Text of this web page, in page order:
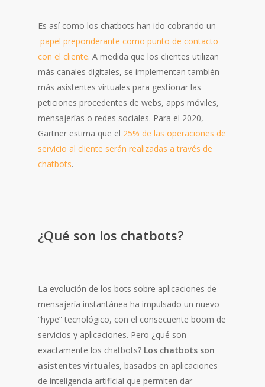
Es así como los chatbots han ido cobrando un
papel preponderante como punto de contacto
con el cliente. A medida que los clientes utilizan
más canales digitales, se implementan también
más asistentes virtuales para gestionar las
peticiones procedentes de webs, apps móviles,
mensajerías o redes sociales. Para el 2020,
Gartner estima que el 25% de las operaciones de
servicio al cliente serán realizadas a través de
chatbots.
¿Qué son los chatbots?
La evolución de los bots sobre aplicaciones de
mensajería instantánea ha impulsado un nuevo
“hype” tecnológico, con el consecuente boom de
servicios y aplicaciones. Pero ¿qué son
exactamente los chatbots? Los chatbots son
asistentes virtuales, basados en aplicaciones
de inteligencia artificial que permiten dar